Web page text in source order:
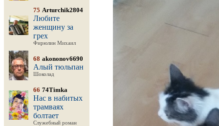
75 Arturchik2804
Любите
женщину за
грех
Фирюлин Михаил
68 akononov6690
Алый тюльпан
Шоколад
66 74Timka
Нас в набитых
трамваях
болтает
Служебный роман